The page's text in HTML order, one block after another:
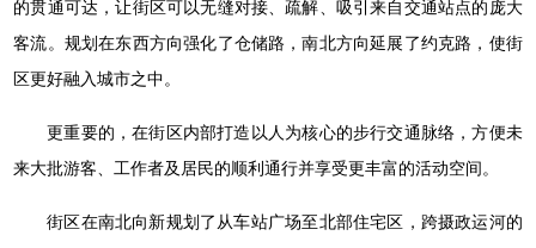
的贯通可达，让街区可以无缝对接、疏解、吸引来自交通站点的庞大
客流。规划在东西方向强化了仓储路，南北方向延展了约克路，使街
区更好融入城市之中。
更重要的，在街区内部打造以人为核心的步行交通脉络，方便未
来大批游客、工作者及居民的顺利通行并享受更丰富的活动空间。
街区在南北向新规划了从车站广场至北部住宅区，跨摄政运河的